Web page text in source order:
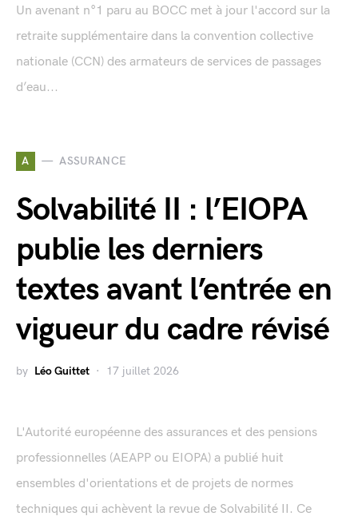
Un avenant n°1 paru au BOCC met à jour l'accord sur la
retraite supplémentaire dans la convention collective
nationale (CCN) des armateurs de services de passages
d’eau...
A ASSURANCE
Solvabilité II : l’EIOPA
publie les derniers
textes avant l’entrée en
vigueur du cadre révisé
by Léo Guittet 17 juillet 2026
L'Autorité européenne des assurances et des pensions
professionnelles (AEAPP ou EIOPA) a publié huit
ensembles d'orientations et de projets de normes
techniques qui achèvent la revue de Solvabilité II. Ce